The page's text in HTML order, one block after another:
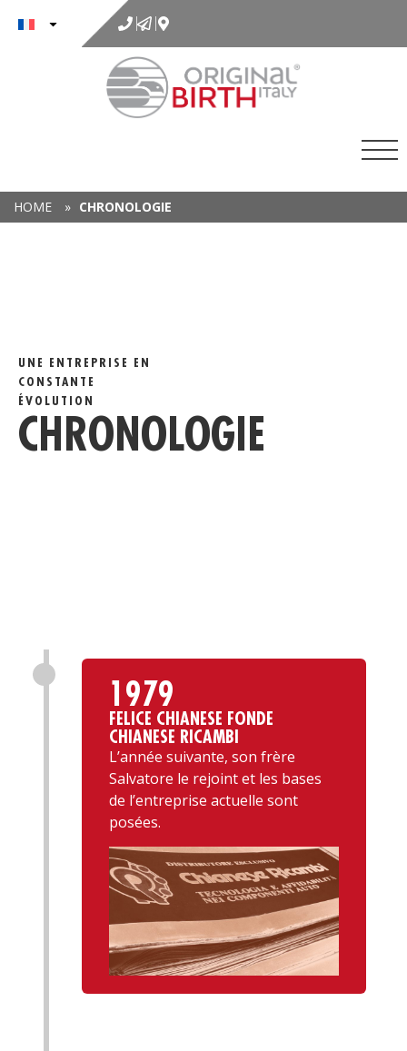
contenu
HOME » CHRONOLOGIE
UNE ENTREPRISE EN
CONSTANTE
ÉVOLUTION
CHRONOLOGIE
1979
FELICE CHIANESE FONDE
CHIANESE RICAMBI
L’année suivante, son frère
Salvatore le rejoint et les bases
de l’entreprise actuelle sont
posées.